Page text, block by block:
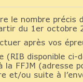
le nombre précis
du 1er octobre
après vos
(RIB disponible ci-
la FFJM (adresse
et/ou suite à